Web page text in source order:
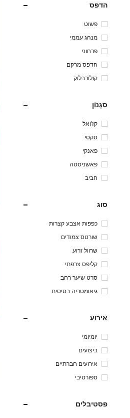
הדפס
פשוט
מנהג עממי
פרחוני
הדפס מרקם
קולורבלוק
סִגְנוֹן
קז'ואל
סקסי
פאנקי
פאשניסטה
חביב
סוג
כפפות אצבע קצרות
שורטס צמודים
שרוול זרוע
קליפס צרפתי
סרט שיער רחב
גיאומטריה בסיסית
אירוע
יומיומי
ביצועים
אירועים חברתיים
ספורטיבי
פסטיבלים